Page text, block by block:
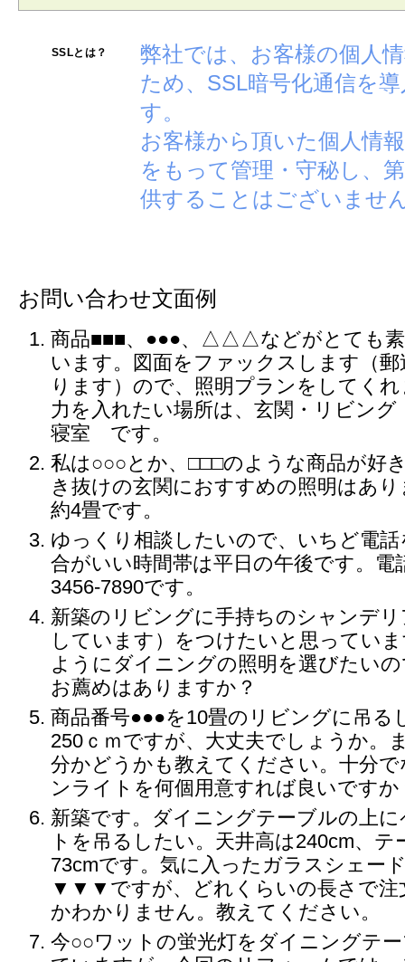
SSLとは？
弊社では、お客様の個人
ため、SSL暗号化通信を
す。
お客様から頂いた個人情
をもって管理・守秘し、
供することはございませ
お問い合わせ文面例
商品■■■、●●●、△△△などがとても素
います。図面をファックスします（
ります）ので、照明プランをしてく
力を入れたい場所は、玄関・リビン
寝室 です。
私は○○○とか、□□□のような商品が好
き抜けの玄関におすすめの照明はあ
約4畳です。
ゆっくり相談したいので、いちど電
合がいい時間帯は平日の午後です。
3456-7890です。
新築のリビングに手持ちのシャンデ
しています）をつけたいと思ってい
ようにダイニングの照明を選びたい
お薦めはありますか？
商品番号●●●を10畳のリビングに吊る
250ｃｍですが、大丈夫でしょうか。
分かどうかも教えてください。十分
ンライトを何個用意すれば良いですか
新築です。ダイニングテーブルの上
トを吊るしたい。天井高は240cm、
73cmです。気に入ったガラスシェ
▼▼▼ですが、どれくらいの長さで注
かわかりません。教えてください。
今○○ワットの蛍光灯をダイニングテ